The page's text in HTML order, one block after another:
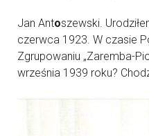
Jan Antoszewski.
czerwca 1923. W czasie
Zgrupowaniu „Zaremba-
września 1939 roku?